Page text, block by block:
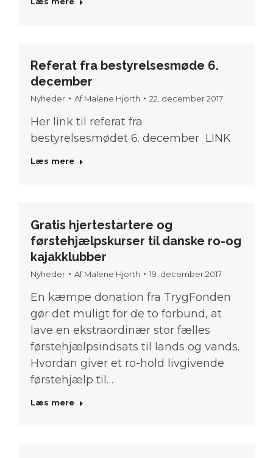
Referat fra bestyrelsesmøde 6.
december
Nyheder AfMalene Hjorth 22. december 2017
Her link til referat fra
bestyrelsesmødet 6. december LINK
Læs mere
Gratis hjertestartere og
førstehjælpskurser til danske ro-og
kajakklubber
Nyheder AfMalene Hjorth 19. december 2017
En kæmpe donation fra TrygFonden
gør det muligt for de to forbund, at
lave en ekstraordinær stor fælles
førstehjælpsindsats til lands og vands.
Hvordan giver et ro-hold livgivende
førstehjælp til…
Læs mere